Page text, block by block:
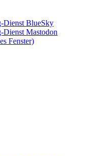
Dienst BlueSky
Mastodon
Fenster)